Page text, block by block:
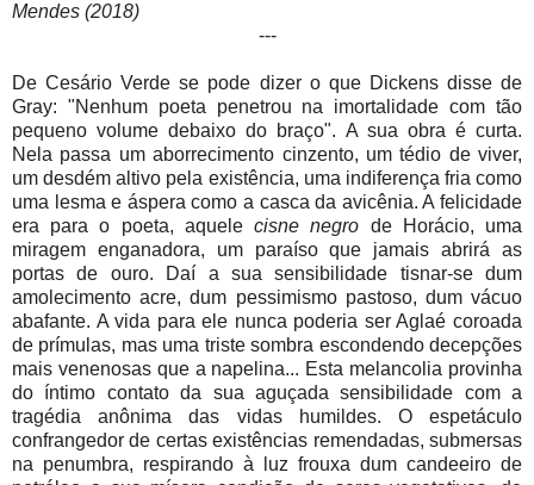
Mendes (2018)
---
De Cesário Verde se pode dizer o que Dickens disse de
Gray: "Nenhum poeta penetrou na imortalidade com tão
pequeno volume debaixo do braço". A sua obra é curta.
Nela passa um aborrecimento cinzento, um tédio de viver,
um desdém altivo pela existência, uma indiferença fria como
uma lesma e áspera como a casca da avicênia. A felicidade
era para o poeta, aquelecisne negro de Horácio, uma
miragem enganadora, um paraíso que jamais abrirá as
portas de ouro. Daí a sua sensibilidade tisnar-se dum
amolecimento acre, dum pessimismo pastoso, dum vácuo
abafante. A vida para ele nunca poderia ser Aglaé coroada
de prímulas, mas uma triste sombra escondendo decepções
mais venenosas que a napelina... Esta melancolia provinha
do íntimo contato da sua aguçada sensibilidade com a
tragédia anônima das vidas humildes. O espetáculo
confrangedor de certas existências remendadas, submersas
na penumbra, respirando à luz frouxa dum candeeiro de